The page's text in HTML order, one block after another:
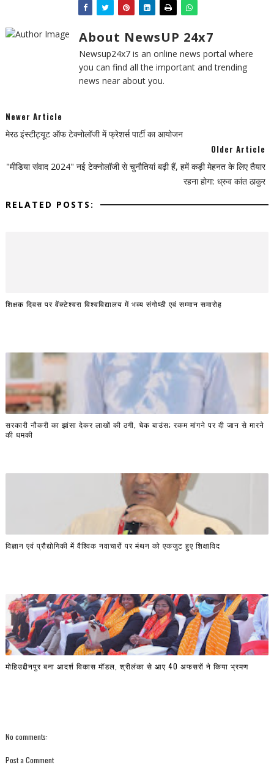
About NewsUP 24x7
Newsup24x7 is an online news portal where
you can find all the important and trending
news near about you.
Newer Article
मेरठ इंस्टीट्यूट ऑफ टेक्नोलॉजी में फ्रेशर्स पार्टी का आयोजन
Older Article
"मीडिया संवाद 2024" नई टेक्नोलॉजी से चुनौतियां बढ़ी हैं, हमें कड़ी मेहनत के लिए तैयार
रहना होगा: ध्रुव कांत ठाकुर
RELATED POSTS:
शिक्षक दिवस पर वेंक्टेश्वरा विश्वविद्यालय में भव्य संगोष्ठी एवं सम्मान समारोह
सरकारी नौकरी का झांसा देकर लाखों की ठगी, चेक बाउंस; रकम मांगने पर दी जान से मारने
की धमकी
विज्ञान एवं प्रौद्योगिकी में वैश्विक नवाचारों पर मंथन को एकजुट हुए शिक्षाविद
मोहिउद्दीनपुर बना आदर्श विकास मॉडल, श्रीलंका से आए 40 अफसरों ने किया भ्रमण
No comments:
Post a Comment